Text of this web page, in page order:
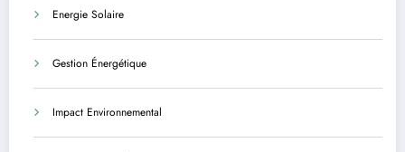
Energie Solaire
Gestion Énergétique
Impact Environnemental